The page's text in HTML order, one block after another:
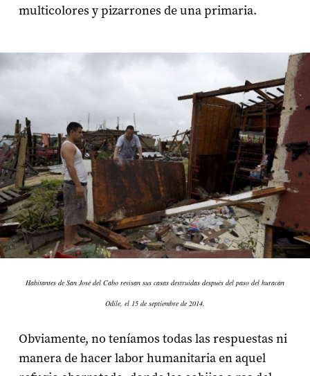
multicolores y pizarrones de una primaria.
Habitantes de San José del Cabo revisan sus casas destruidas después del paso del huracán
Odile, el 15 de septiembre de 2014.
Obviamente, no teníamos todas las respuestas ni
manera de hacer labor humanitaria en aquel